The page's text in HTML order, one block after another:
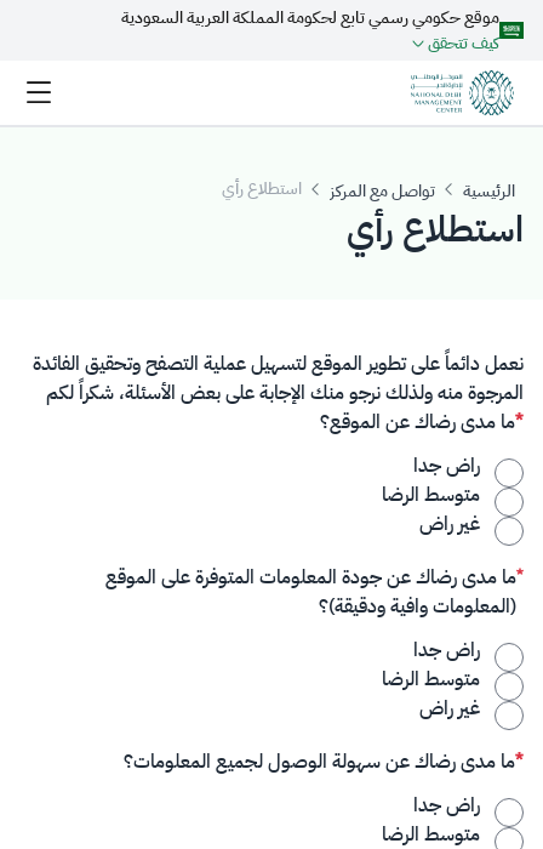
تخطي إلى المحتوى الرئيسي
موقع حكومي رسمي تابع لحكومة المملكة العربية السعودية
كيف تتحقق
الرئيسية تواصل مع المركز استطلاع رأي
استطلاع رأي
نعمل دائماً على تطوير الموقع لتسهيل عملية التصفح وتحقيق الفائدة
المرجوة منه ولذلك نرجو منك الإجابة على بعض الأسئلة، شكراً لكم
ما مدى رضاك عن الموقع؟
راض جدا
متوسط الرضا
غير راض
ما مدى رضاك عن جودة المعلومات المتوفرة على الموقع
(المعلومات وافية ودقيقة)؟
راض جدا
متوسط الرضا
غير راض
ما مدى رضاك عن سهولة الوصول لجميع المعلومات؟
راض جدا
متوسط الرضا